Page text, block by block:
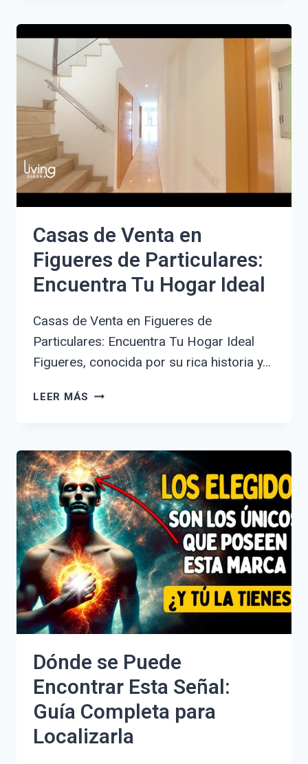
EUROS?
CONVERSOR
ANÁLISIS
ACTUALIZADOS
2023
Casas de Venta en
Figueres de Particulares:
Encuentra Tu Hogar Ideal
Casas de Venta en Figueres de
Particulares: Encuentra Tu Hogar Ideal
Figueres, conocida por su rica historia y…
LEER MÁS CASAS
FIGUERES
DE
PARTICULARES:
ENCUENTRA
TU
HOGAR
IDEAL
Dónde se Puede
Encontrar Esta Señal:
Guía Completa para
Localizarla